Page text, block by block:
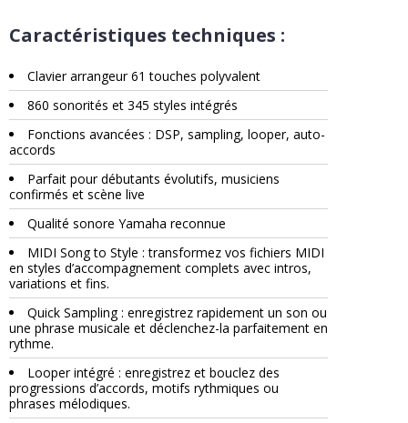
Caractéristiques techniques :
Clavier arrangeur 61 touches polyvalent
860 sonorités et 345 styles intégrés
Fonctions avancées : DSP, sampling, looper, auto-
accords
Parfait pour débutants évolutifs, musiciens
confirmés et scène live
Qualité sonore Yamaha reconnue
MIDI Song to Style : transformez vos fichiers MIDI
en styles d’accompagnement complets avec intros,
variations et fins.
Quick Sampling : enregistrez rapidement un son ou
une phrase musicale et déclenchez-la parfaitement en
rythme.
Looper intégré : enregistrez et bouclez des
progressions d’accords, motifs rythmiques ou
phrases mélodiques.